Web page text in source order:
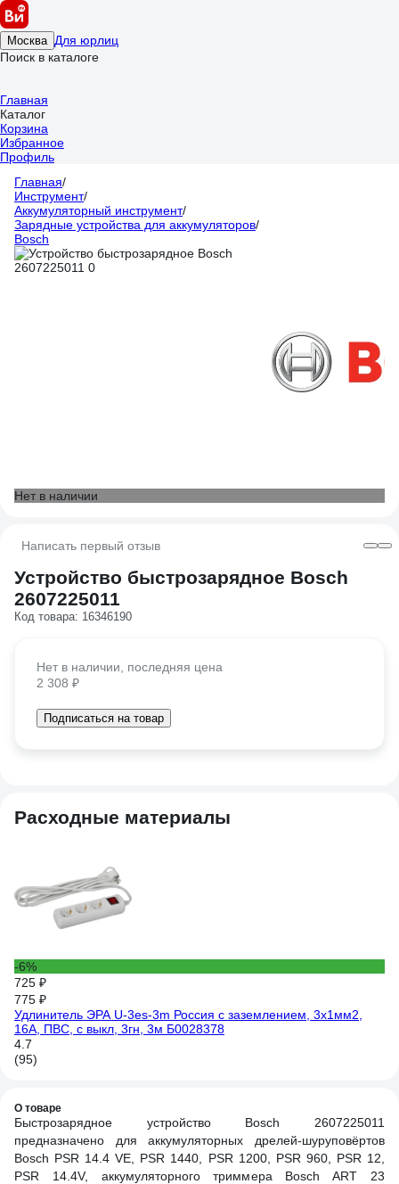
Москва Для юрлиц
Поиск в каталоге
Главная
Каталог
Корзина
Избранное
Профиль
Главная/
Инструмент/
Аккумуляторный инструмент/
Зарядные устройства для аккумуляторов/
Bosch
Нет в наличии
Написать первый отзыв
Устройство быстрозарядное Bosch
2607225011
Код товара: 16346190
Нет в наличии, последняя цена
2 308 ₽
Подписаться на товар
Расходные материалы
-6%
725 ₽
775 ₽
Удлинитель ЭРА U-3es-3m Россия с заземлением, 3x1мм2,
16A, ПВС, с выкл, 3гн, 3м Б0028378
4.7
(95)
О товаре
Быстрозарядное устройство Bosch 2607225011
предназначено для аккумуляторных дрелей-шуруповёртов
Bosch PSR 14.4 VE, PSR 1440, PSR 1200, PSR 960, PSR 12,
PSR 14.4V, аккумуляторного триммера Bosch ART 23